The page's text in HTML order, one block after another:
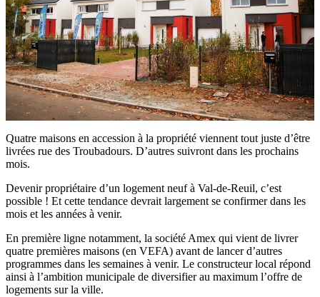
Quatre maisons en accession à la propriété viennent tout juste d’être
livrées rue des Troubadours. D’autres suivront dans les prochains
mois.
Devenir propriétaire d’un logement neuf à Val-de-Reuil, c’est
possible ! Et cette tendance devrait largement se confirmer dans les
mois et les années à venir.
En première ligne notamment, la société Amex qui vient de livrer
quatre premières maisons (en VEFA) avant de lancer d’autres
programmes dans les semaines à venir. Le constructeur local répond
ainsi à l’ambition municipale de diversifier au maximum l’offre de
logements sur la ville.